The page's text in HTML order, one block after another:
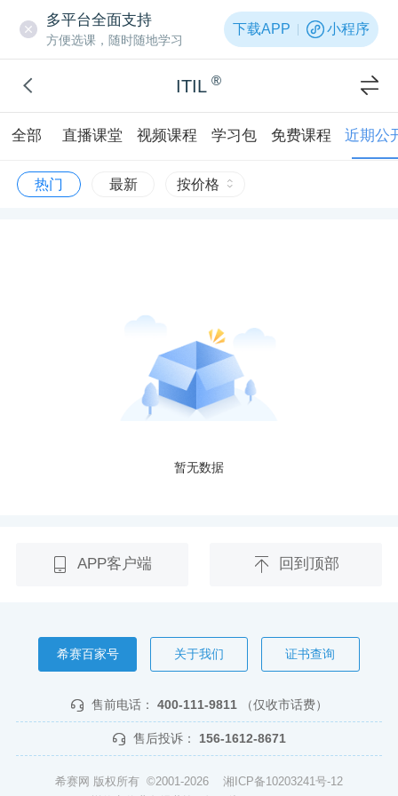
多平台全面支持
方便选课，随时随地学习
下载APP 小程序
ITIL®
全部 直播课堂 视频课程 学习包 免费课程 近期公
热门 最新 按价格
暂无数据
APP客户端 回到顶部
希赛百家号 关于我们 证书查询
售前电话： 400-111-9811 （仅收市话费）
售后投诉： 156-1612-8671
希赛网 版权所有 ©2001-2026 湘ICP备10203241号-12